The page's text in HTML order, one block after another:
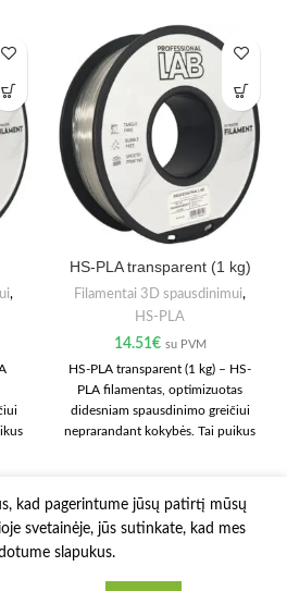
,
HS-PLA transparent (1 kg)
Filamentai 3D spausdinimui,
HS-PLA
14.51€ su PVM
HS-PLA transparent (1 kg) – HS-
PLA filamentas, optimizuotas
didesniam spausdinimo greičiui
neprarandant kokybės. Tai puikus
kasdieniam darbui. Medžiaga
lengvai valdoma ir tinka daugeliui
3D spausdintuvų.
kad pagerintume jūsų patirtį mūsų
svetainėje, jūs sutinkate, kad mes
slapukus.